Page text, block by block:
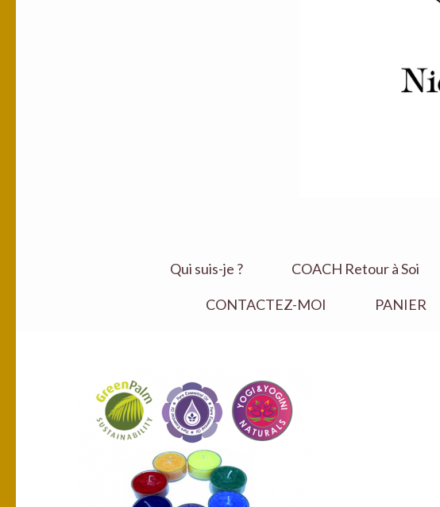
Qui suis-je ? COACH Retour à Soi
CONTACTEZ-MOI PANIER